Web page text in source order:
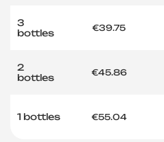
3
bottles
€39.75
2
bottles
€45.86
1 bottles €55.04